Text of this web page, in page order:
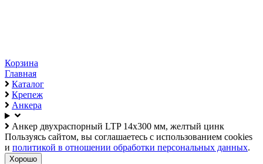
Корзина
Главная
Каталог
Крепеж
Анкера
Анкер двухраспорный LTP 14х300 мм, желтый цинк
Пользуясь сайтом, вы соглашаетесь с использованием cookies
и политикой в отношении обработки персональных данных.
Хорошо